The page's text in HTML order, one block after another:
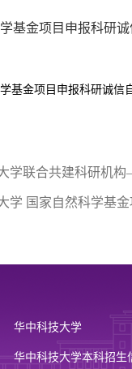
基金项目申报科研
基金项目申报科研诚信
学联合共建科研机
学 国家自然科学基
华中科技大学
华中科技大学本科招生